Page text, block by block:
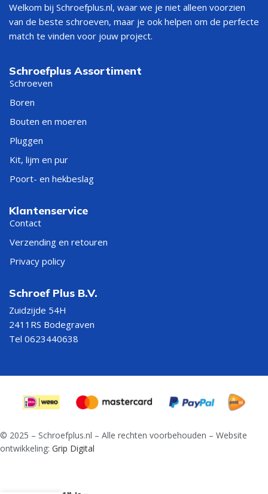
Welkom bij Schroefplus.nl, waar we je niet alleen voorzien
van de beste schroeven, maar je ook helpen om de perfecte
match te vinden voor jouw project.
Schroefplus Assortiment
Schroeven
Boren
Bouten en moeren
Pluggen
Kit, lijm en pur
Poort- en hekbeslag
Klantenservice
Contact
Verzending en retouren
Privacy policy
Schroef Plus B.V.
Zuidzijde 54H
2411RS Bodegraven
Tel 0623440638
© 2025 – Schroefplus.nl – Alle rechten voorbehouden – Website
ontwikkeling: Grip Digital